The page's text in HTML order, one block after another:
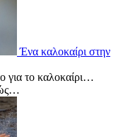
Ένα καλοκαίρι στην
για το καλοκαίρι…